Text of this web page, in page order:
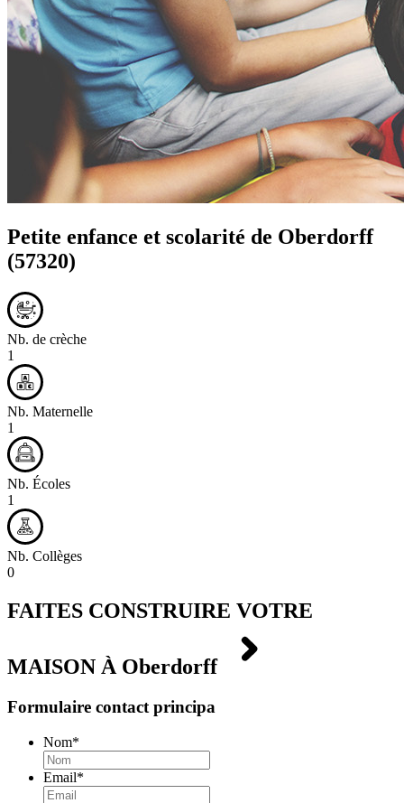
Petite enfance et scolarité de Oberdorff
(57320)
Nb. de crèche
1
Nb. Maternelle
1
Nb. Écoles
1
Nb. Collèges
0
FAITES CONSTRUIRE VOTRE
MAISON À Oberdorff
Formulaire contact principa
Nom*
Email*